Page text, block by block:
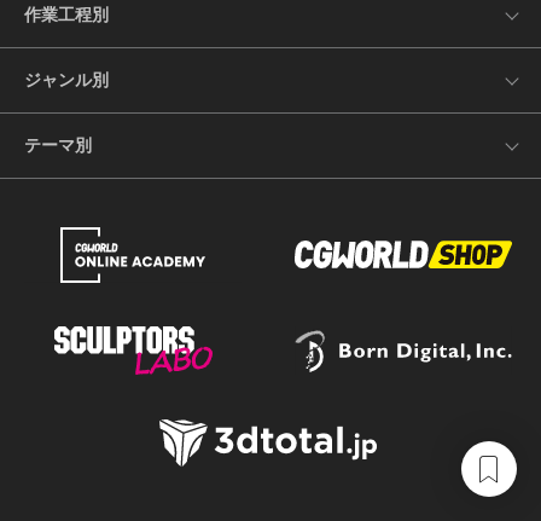
作業工程別
ジャンル別
テーマ別